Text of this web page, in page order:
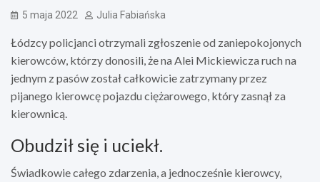
5 maja 2022 Julia Fabiańska
Łódzcy policjanci otrzymali zgłoszenie od zaniepokojonych
kierowców, którzy donosili, że na Alei Mickiewicza ruch na
jednym z pasów został całkowicie zatrzymany przez
pijanego kierowcę pojazdu ciężarowego, który zasnął za
kierownicą.
Obudził się i uciekł.
Świadkowie całego zdarzenia, a jednocześnie kierowcy,